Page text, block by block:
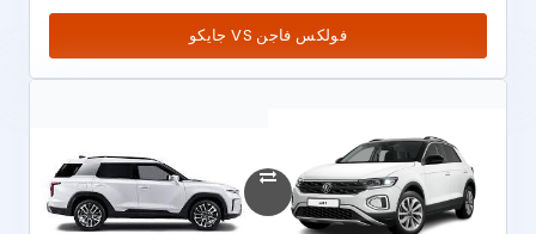
فولكس فاجن VS جايكو